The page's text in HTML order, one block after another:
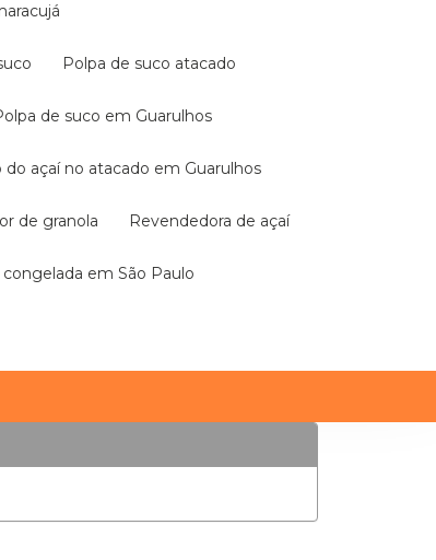
Polpa de suco atacado
Polpa de suco em Guarulhos
do açaí no atacado em Guarulhos
de granola Revendedora de açaí
congelada em São Paulo